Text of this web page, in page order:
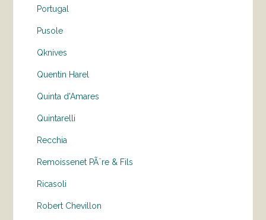
Portugal
Pusole
Qknives
Quentin Harel
Quinta d'Amares
Quintarelli
Recchia
Remoissenet PÃ¨re & Fils
Ricasoli
Robert Chevillon